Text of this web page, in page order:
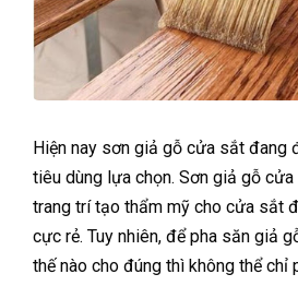
Hiện nay sơn giả gỗ cửa sắt đang
tiêu dùng lựa chọn. Sơn giả gỗ
trang trí tạo thẩm mỹ cho cửa sắt
cực rẻ. Tuy nhiên, để pha săn giả
thế nào cho đúng thì không thể chỉ